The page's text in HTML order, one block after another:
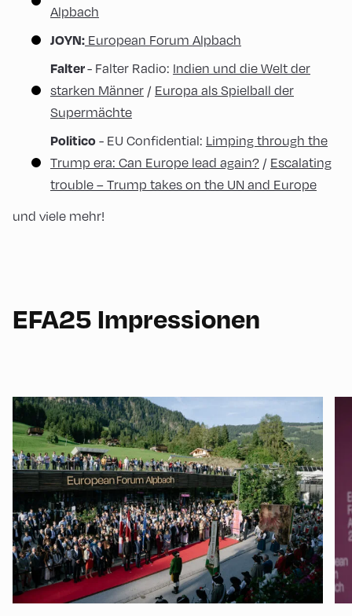
Alpbach
JOYN: European Forum Alpbach
Falter- Falter Radio: Indien und die Welt der
starken Männer / Europa als Spielball der
Supermächte
Politico- EU Confidential: Limping through the
Trump era: Can Europe lead again? / Escalating
trouble – Trump takes on the UN and Europe
und viele mehr!
EFA25 Impressionen